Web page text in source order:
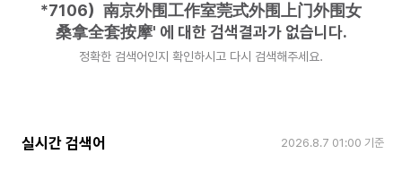
*7106）南京外围工作室莞式外围上门外围女
桑拿全套按摩' 에 대한 검색결과가 없습니다.
정확한 검색어인지 확인하시고 다시 검색해주세요.
실시간 검색어 2026.8.7 01:00 기준